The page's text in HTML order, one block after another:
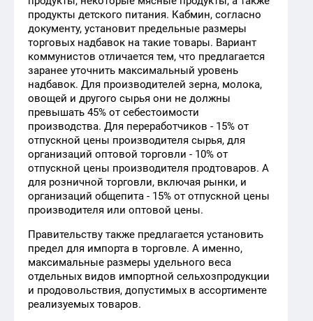
продукты детского питания. Кабмин, согласно
документу, установит предельные размеры
торговых надбавок на такие товары. Вариант
коммунистов отличается тем, что предлагается
заранее уточнить максимальный уровень
надбавок. Для производителей зерна, молока,
овощей и другого сырья они не должны
превышать 45% от себестоимости
производства. Для переработчиков - 15% от
отпускной цены производителя сырья, для
организаций оптовой торговли - 10% от
отпускной цены производителя продтоваров. А
для розничной торговли, включая рынки, и
организаций общепита - 15% от отпускной цены
производителя или оптовой цены.
Правительству также предлагается установить
предел для импорта в торговле. А именно,
максимальные размеры удельного веса
отдельных видов импортной сельхозпродукции
и продовольствия, допустимых в ассортименте
реализуемых товаров.